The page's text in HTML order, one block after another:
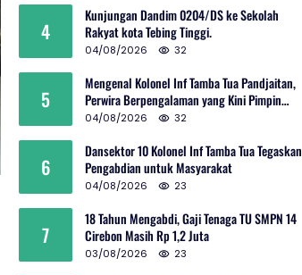
4
Kunjungan Dandim 0204/DS ke Sekolah
Rakyat kota Tebing Tinggi.
04/08/2026 32
5
Mengenal Kolonel Inf Tamba Tua Pandjaitan,
Perwira Berpengalaman yang Kini Pimpin
Sektor 10 Citarum Harum
04/08/2026 32
6
Dansektor 10 Kolonel Inf Tamba Tua Tegaskan
Pengabdian untuk Masyarakat
04/08/2026 23
7
18 Tahun Mengabdi, Gaji Tenaga TU SMPN 14
Cirebon Masih Rp 1,2 Juta
03/08/2026 23